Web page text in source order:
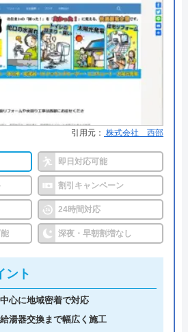
詳細は公式HPでご確認ください
おすすめの理由
奈川県、埼玉県を中心に対応し
は、電話での相談から最短10分
域密着型の業者です。
かつ24時間・365日いつでも対
間の急なトラブルも安心して頼
という豊富な経験に基づく技術
施工保証7年という手厚いサポ
ことも特徴です。
引用元： 株式会社 西部
即日対応可能
割引キャンペーン
24時間対応
深夜・早朝割増なし
ント
心に地域密着で対応
湯器交換まで幅広く施工